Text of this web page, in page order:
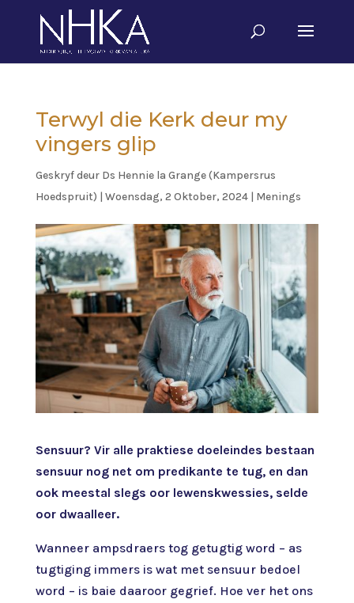
Terwyl die Kerk deur my
vingers glip
Geskryf deur Ds Hennie la Grange (Kampersrus
Hoedspruit) | Woensdag, 2 Oktober, 2024| Menings
Sensuur? Vir alle praktiese doeleindes bestaan
sensuur nog net om predikante te tug, en dan
ook meestal slegs oor lewenskwessies, selde
oor dwaalleer.
Wanneer ampsdraers tog getugtig word – as
tugtiging immers is wat met sensuur bedoel
word – is baie daaroor gegrief. Hoe ver het ons